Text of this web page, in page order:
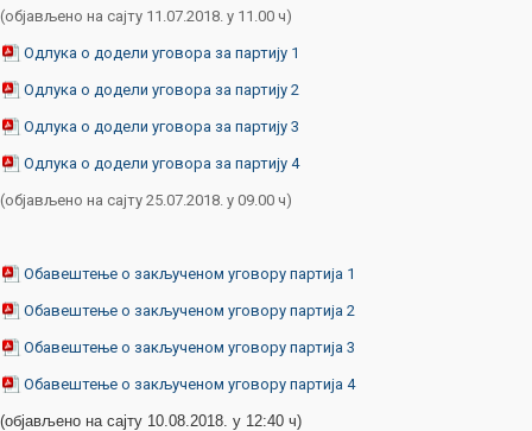
(објављено на сајту 11.07.2018. у 11.00 ч)
Одлука о додели уговора за партију 1
Одлука о додели уговора за партију 2
Одлука о додели уговора за партију 3
Одлука о додели уговора за партију 4
(објављено на сајту 25.07.2018. у 09.00 ч)
Обавештење о закљученом уговору партија 1
Обавештење о закљученом уговору партија 2
Обавештење о закљученом уговору партија 3
Обавештење о закљученом уговору партија 4
(објављено на сајту 10.08.2018. у 12:40 ч)